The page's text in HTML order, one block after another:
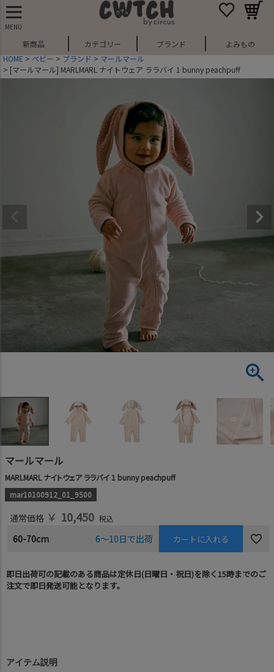
MENU
新商品 カテゴリー ブランド
よみもの
HOME
ベビー ブランド
マールマール
[マールマール] MARLMARL ナイトウェア ララバイ 1 bunny peachpuff
マールマール
MARLMARL ナイトウェア ララバイ 1 bunny peachpuff
mar10100912_01_9500
通常価格 ￥ 10,450 税込
60-70cm 6～10日で出荷 カートに入れる
即日出荷可の記載のある商品は定休日(日曜日・祝日)を除く15時までのご
注文で即日発送可能となります。
アイテム説明